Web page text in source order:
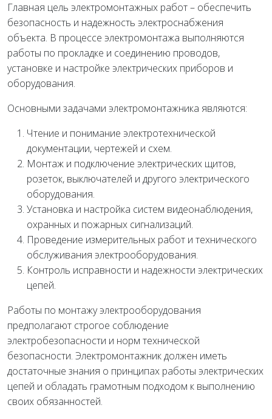
Главная цель электромонтажных работ – обеспечить
безопасность и надежность электроснабжения
объекта. В процессе электромонтажа выполняются
работы по прокладке и соединению проводов,
установке и настройке электрических приборов и
оборудования.
Основными задачами электромонтажника являются:
Чтение и понимание электротехнической
документации, чертежей и схем.
Монтаж и подключение электрических щитов,
розеток, выключателей и другого электрического
оборудования.
Установка и настройка систем видеонаблюдения,
охранных и пожарных сигнализаций.
Проведение измерительных работ и технического
обслуживания электрооборудования.
Контроль исправности и надежности электрических
цепей.
Работы по монтажу электрооборудования
предполагают строгое соблюдение
электробезопасности и норм технической
безопасности. Электромонтажник должен иметь
достаточные знания о принципах работы электрических
цепей и обладать грамотным подходом к выполнению
своих обязанностей.